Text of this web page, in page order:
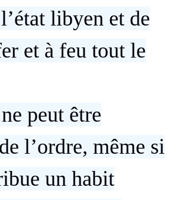
libyen et de
et à feu tout le
peut être
l’ordre, même si
un habit